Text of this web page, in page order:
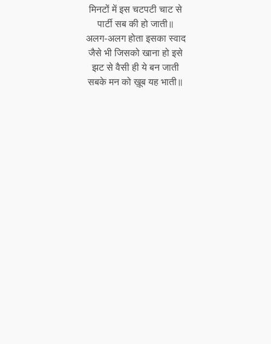
मिनटों में इस चटपटी चाट से
पार्टी सब की हो जाती॥
अलग-अलग होता इसका स्वाद
जैसे भी जिसको खाना हो इसे
झट से वैसी ही ये बन जाती
सबके मन को ख़ूब यह भाती॥